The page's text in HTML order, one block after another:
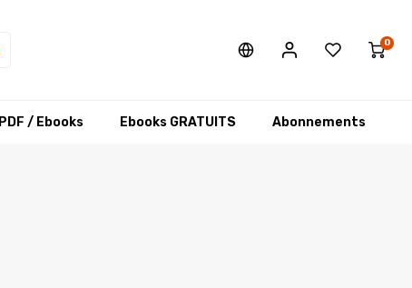
0
PDF / Ebooks Ebooks GRATUITS Abonnements